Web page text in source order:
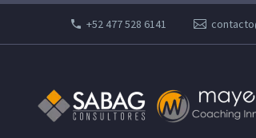
+52 477 528 6141